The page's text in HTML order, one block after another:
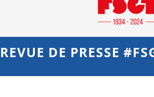
REVUE DE PRESSE